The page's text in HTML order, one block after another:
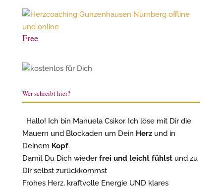
Free
Wer schreibt hier?
Hallo! Ich bin Manuela Csikor. Ich löse mit Dir die
Mauern und Blockaden um Dein Herzund in
Deinem Kopf.
Damit Du Dich wiederfrei und leicht fühlstund zu
Dir selbst zurückkommst
Frohes Herz, kraftvolle Energie UND klares